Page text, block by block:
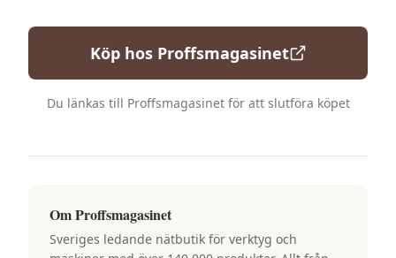
Köp hos Proffsmagasinet
Du länkas till Proffsmagasinetför att slutföra köpet
OmProffsmagasinet
Sveriges ledande nätbutik för verktyg och